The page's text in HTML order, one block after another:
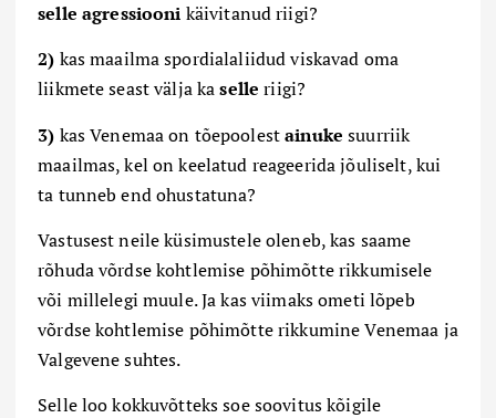
selle agressiooni käivitanud riigi?
2) kas maailma spordialaliidud viskavad oma
liikmete seast välja kaselle riigi?
3) kas Venemaa on tõepoolestainuke suurriik
maailmas, kel on keelatud reageerida jõuliselt, kui
ta tunneb end ohustatuna?
Vastusest neile küsimustele oleneb, kas saame
rõhuda võrdse kohtlemise põhimõtte rikkumisele
või millelegi muule. Ja kas viimaks ometi lõpeb
võrdse kohtlemise põhimõtte rikkumine Venemaa ja
Valgevene suhtes.
Selle loo kokkuvõtteks soe soovitus kõigile